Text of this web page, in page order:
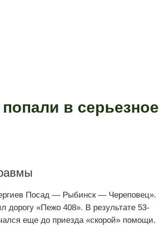
в серьезное
Посад — Рыбинск — Череповец».
дорогу «Пежо 408». В результате 53-
еще до приезда «скорой» помощи.